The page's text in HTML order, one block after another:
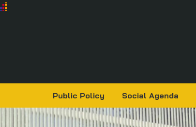
Public Policy Social Agenda